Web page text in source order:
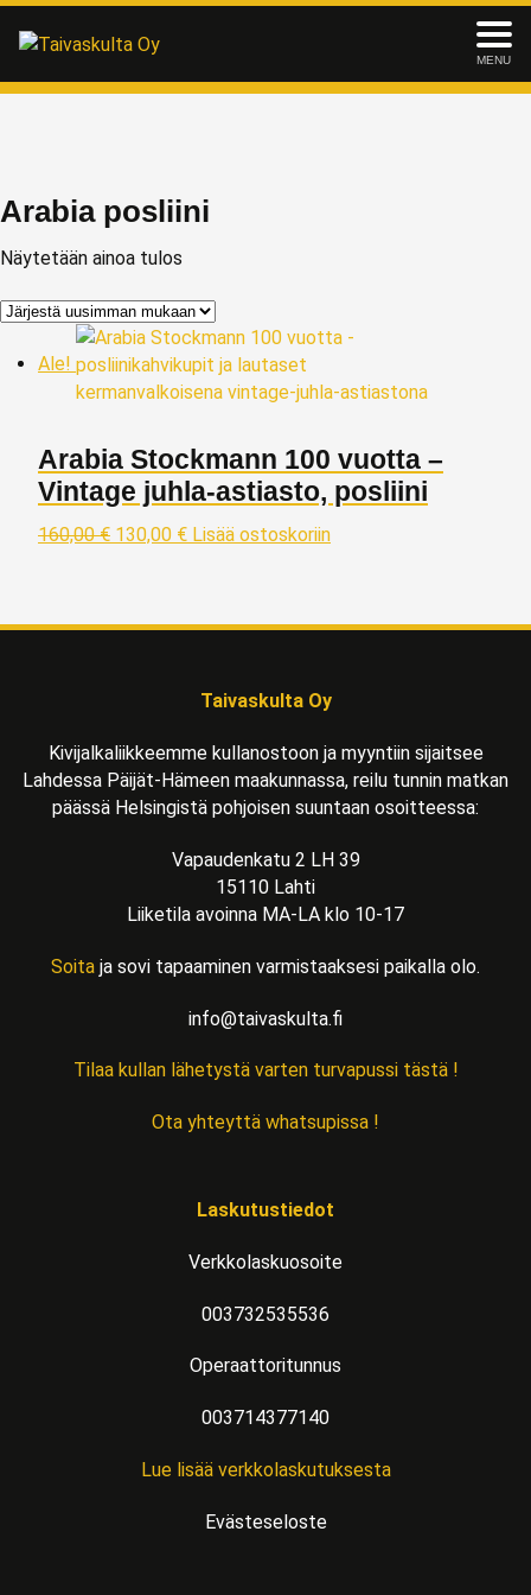
MENU
Arabia posliini
Näytetään ainoa tulos
Ale!
Arabia Stockmann 100 vuotta –
Vintage juhla-astiasto, posliini
160,00€ 130,00 € Lisää ostoskoriin
Taivaskulta Oy
Kivijalkaliikkeemme kullanostoon ja myyntiin sijaitsee
Lahdessa Päijät-Hämeen maakunnassa, reilu tunnin matkan
päässä Helsingistä pohjoisen suuntaan osoitteessa:
Vapaudenkatu 2 LH 39
15110 Lahti
Liiketila avoinna MA-LA klo 10-17
Soita ja sovi tapaaminen varmistaaksesi paikalla olo.
info@taivaskulta.fi
Tilaa kullan lähetystä varten turvapussi tästä !
Ota yhteyttä whatsupissa !
Laskutustiedot
Verkkolaskuosoite
003732535536
Operaattoritunnus
003714377140
Lue lisää verkkolaskutuksesta
Evästeseloste